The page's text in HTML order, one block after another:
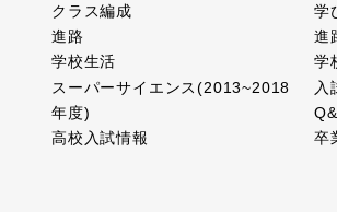
クラス編成
進路
学校生活
スーパーサイエンス(2013~2018
年度)
高校入試情報
学
進
学
入
卒